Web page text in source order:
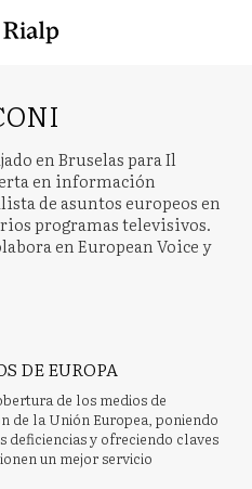
en Bruselas para Il
en información
de asuntos europeos en
programas televisivos.
en European Voice y
DE EUROPA
de los medios de
de la Unión Europea, poniendo
deficiencias y ofreciendo claves
un mejor servicio